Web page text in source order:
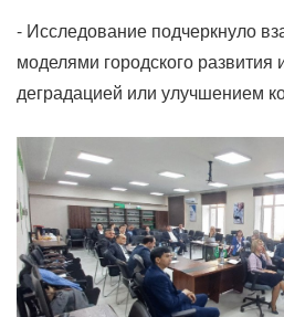
- Исследование подчеркнуло
моделями городского развития
деградацией или улучшением